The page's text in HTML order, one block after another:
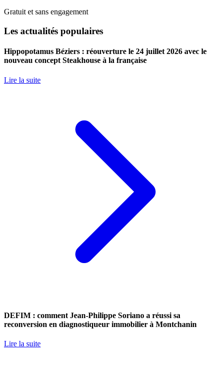
Gratuit et sans engagement
Les actualités populaires
Hippopotamus Béziers : réouverture le 24 juillet 2026 avec le
nouveau concept Steakhouse à la française
Lire la suite
DEFIM : comment Jean-Philippe Soriano a réussi sa
reconversion en diagnostiqueur immobilier à Montchanin
Lire la suite